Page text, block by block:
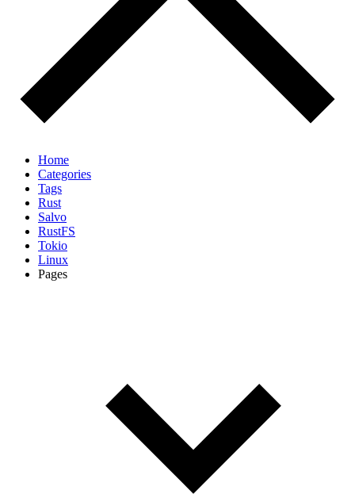
Home
Categories
Tags
Rust
Salvo
RustFS
Tokio
Linux
Pages